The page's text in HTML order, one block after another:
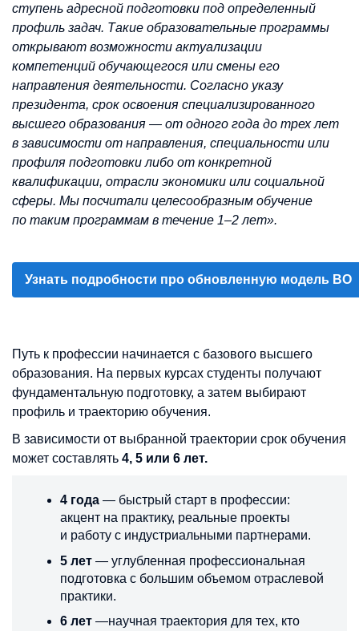
ступень адресной подготовки под определенный
профиль задач. Такие образовательные программы
открывают возможности актуализации
компетенций обучающегося или смены его
направления деятельности. Согласно указу
президента, срок освоения специализированного
высшего образования — от одного года до трех лет
в зависимости от направления, специальности или
профиля подготовки либо от конкретной
квалификации, отрасли экономики или социальной
сферы. Мы посчитали целесообразным обучение
по таким программам в течение 1–2 лет».
Узнать подробности про обновленную модель ВО
Путь к профессии начинается с базового высшего
образования. На первых курсах студенты получают
фундаментальную подготовку, а затем выбирают
профиль и траекторию обучения.
В зависимости от выбранной траектории срок обучения
может составлять 4, 5 или 6 лет.
4 года — быстрый старт в профессии:
акцент на практику, реальные проекты
и работу с индустриальными партнерами.
5 лет — углубленная профессиональная
подготовка с большим объемом отраслевой
практики.
6 лет —научная траектория для тех, кто